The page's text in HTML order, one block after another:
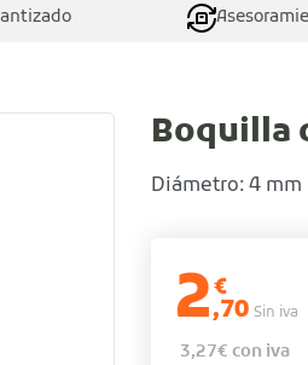
Boquilla
Diámetro: 4 mm
2€
,70 Sin iva
3,27€ con iva